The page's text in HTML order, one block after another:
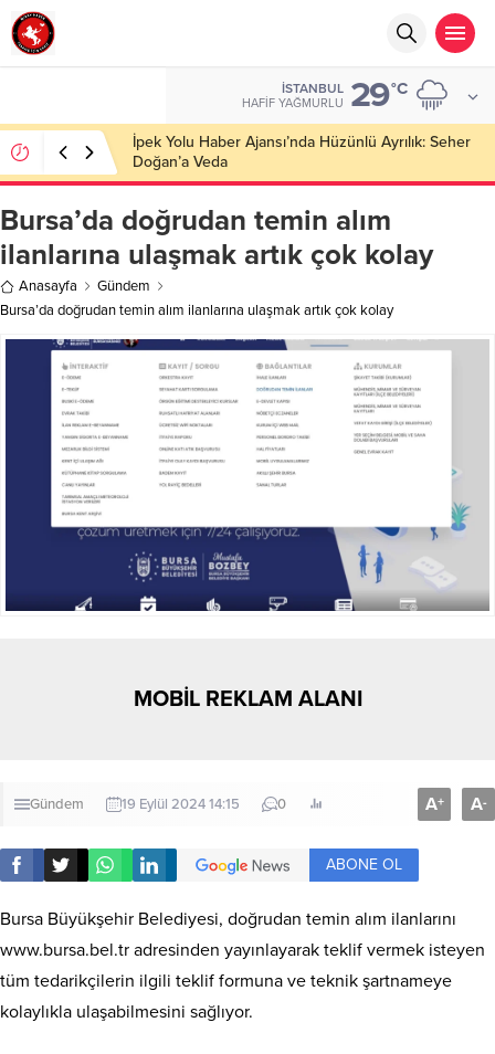
İSTANBUL
HAFIF YAĞMURLU 29°C
İpek Yolu Haber Ajansı’nda Hüzünlü Ayrılık: Seher
Doğan’a Veda
Bursa’da doğrudan temin alım
ilanlarına ulaşmak artık çok kolay
Anasayfa
Gündem
Bursa’da doğrudan temin alım ilanlarına ulaşmak artık çok kolay
MOBİL REKLAM ALANI
Gündem 19 Eylül 2024 14:15 0 A+ A-
ABONE OL
Bursa Büyükşehir Belediyesi, doğrudan temin alım ilanlarını
www.bursa.bel.tr adresinden yayınlayarak teklif vermek isteyen
tüm tedarikçilerin ilgili teklif formuna ve teknik şartnameye
kolaylıkla ulaşabilmesini sağlıyor.